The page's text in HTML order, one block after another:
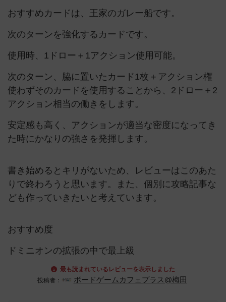
おすすめカードは、王家のガレー船です。
次のターンを強化するカードです。
使用時、1ドロー＋1アクション使用可能。
次のターン、脇に置いたカード1枚＋アクション権
使わずそのカードを使用することから、2ドロー＋2
アクション相当の働きをします。
安定感も高く、アクションが適当な密度になってき
た時にかなりの強さを発揮します。
書き始めるとキリがないため、レビューはこのあた
りで終わろうと思います。また、個別に攻略記事な
ども作っていきたいと考えています。
おすすめ度
ドミニオンの拡張の中で最上級
最も読まれているレビューを表示しました
投稿者：
ボードゲームカフェプラス@梅田